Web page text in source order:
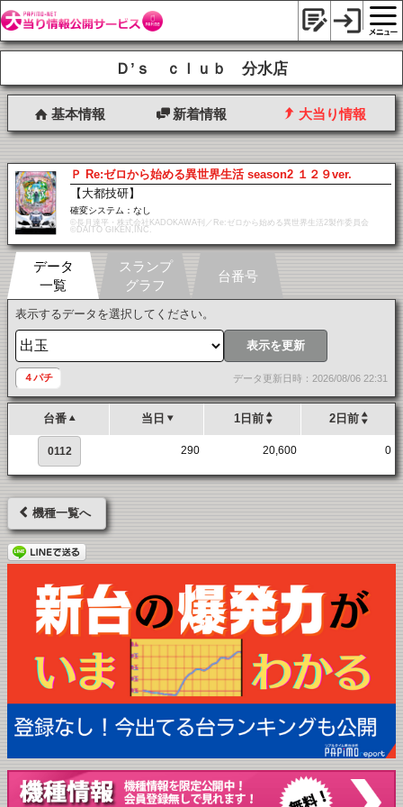
Ｄ’ｓ ｃｌｕｂ 分水店
基本情報 新着情報 大当り情報
Ｐ Re:ゼロから始める異世界生活 season2 １２９ver.
【大都技研】
確変システム：なし
©長月達平・株式会社KADOKAWA刊／Re:ゼロから始める異世界生活2製作委員会
©DAITO GIKEN,INC.
データ
一覧
表示するデータを選択してください。
表示を更新
４パチ データ更新日時：2026/08/06 22:31
台番 当日 1日前 2日前
0112 290 20,600 0
スランプ
グラフ
台番号
機種一覧へ